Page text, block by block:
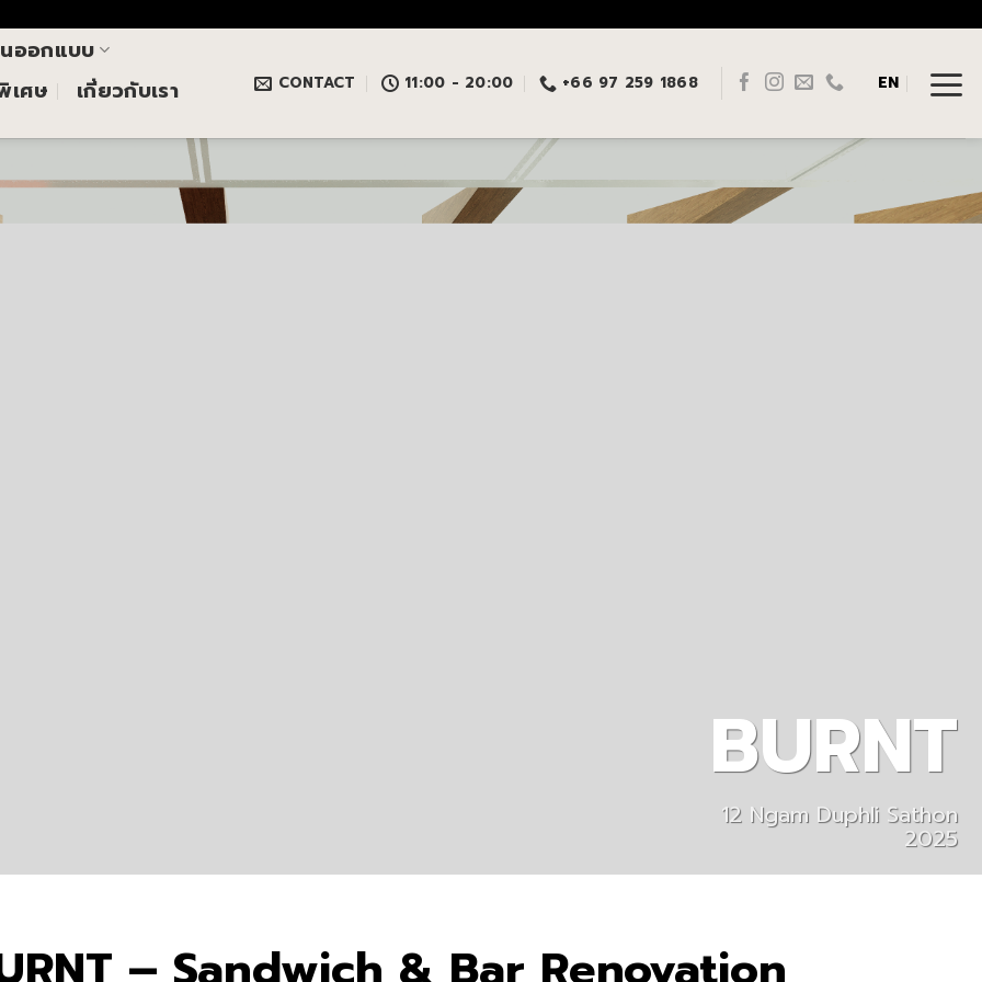
ออกแบบ
เศษ
เกี่ยวกับเรา
CONTACT 11:00 - 20:00 +66 97 259 1868 EN
BURNT
12 Ngam Duphli Sathon
2025